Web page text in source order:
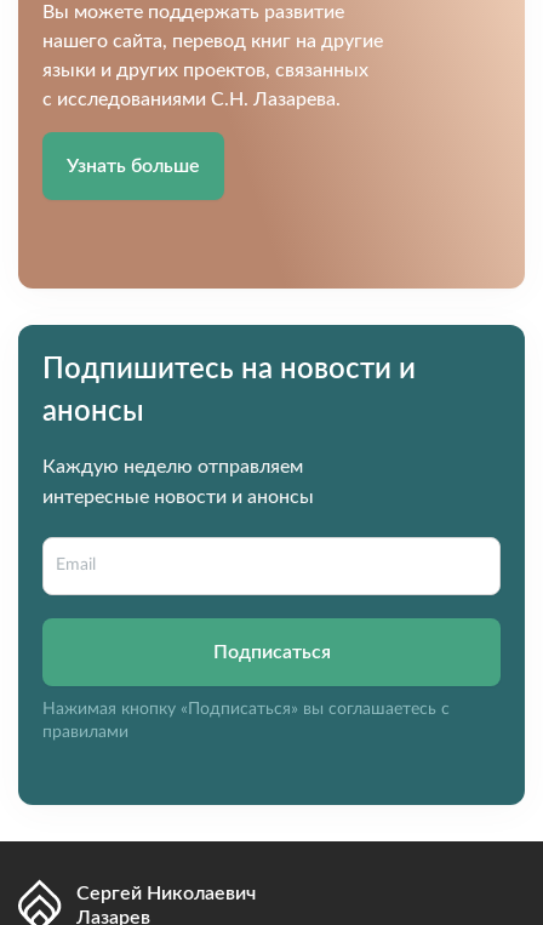
Вы можете поддержать развитие
нашего сайта, перевод книг на другие
языки и других проектов, связанных
с исследованиями С.Н. Лазарева.
Узнать больше
Подпишитесь на новости и
анонсы
Каждую неделю отправляем
интересные новости и анонсы
Подписаться
Нажимая кнопку «Подписаться» вы соглашаетесь с
правилами
Сергей Николаевич
Лазарев